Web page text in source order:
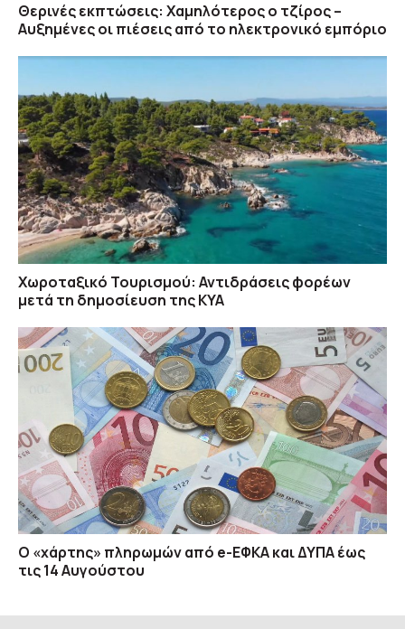
Θερινές εκπτώσεις: Χαμηλότερος ο τζίρος –
Αυξημένες οι πιέσεις από το ηλεκτρονικό εμπόριο
Χωροταξικό Τουρισμού: Αντιδράσεις φορέων
μετά τη δημοσίευση της ΚΥΑ
Ο «χάρτης» πληρωμών από e-ΕΦΚΑ και ΔΥΠΑ έως
τις 14 Αυγούστου